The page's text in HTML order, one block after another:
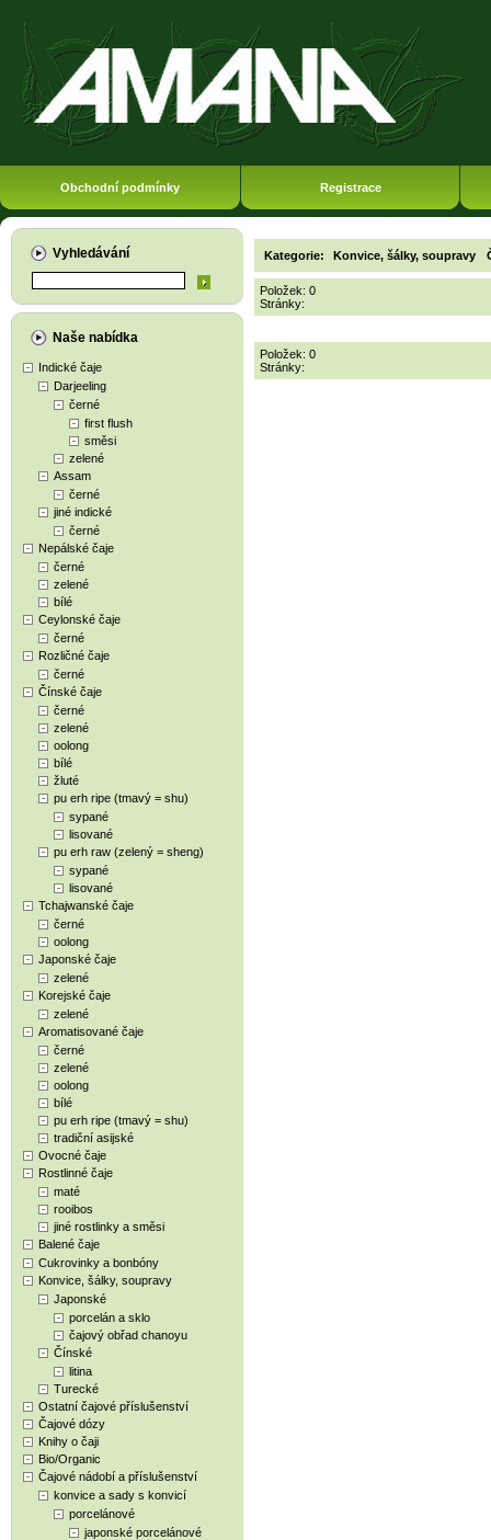
Obchodní podmínky Registrace
Vyhledávání
Naše nabídka
Indické čaje
Darjeeling
černé
first flush
směsi
zelené
Assam
černé
jiné indické
černé
Nepálské čaje
černé
zelené
bílé
Ceylonské čaje
černé
Rozličné čaje
černé
Čínské čaje
černé
zelené
oolong
bílé
žluté
pu erh ripe (tmavý = shu)
sypané
lisované
pu erh raw (zelený = sheng)
sypané
lisované
Tchajwanské čaje
černé
oolong
Japonské čaje
zelené
Korejské čaje
zelené
Aromatisované čaje
černé
zelené
oolong
bílé
pu erh ripe (tmavý = shu)
tradiční asijské
Ovocné čaje
Rostlinné čaje
maté
rooibos
jiné rostlinky a směsi
Balené čaje
Cukrovinky a bonbóny
Konvice, šálky, soupravy
Japonské
porcelán a sklo
čajový obřad chanoyu
Čínské
litina
Turecké
Ostatní čajové příslušenství
Čajové dózy
Knihy o čaji
Bio/Organic
Čajové nádobí a příslušenství
konvice a sady s konvicí
porcelánové
japonské porcelánové
Kategorie: Konvice, šálky, soupravy
Položek: 0
Stránky:
Položek: 0
Stránky: